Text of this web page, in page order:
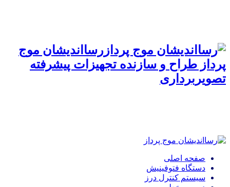
رسااندیشان موج
پرداز طراح و سازنده تجهیزات پیشرفته
تصویربرداری
صفحه اصلی
دستگاه فتوفینیش
سیستم کنترل درز